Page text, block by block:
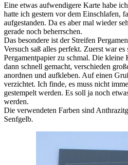
Eine etwas aufwendigere Karte habe
hatte ich gestern vor dem Einschlafen,
aufgestanden. Da es aber mal wieder
gerade noch beherrschen.
Das besondere ist der Streifen
Versuch saß alles perfekt. Zuerst war es
Pergamentpapier zu schmal. Die
dann schnell gemacht, verschieden
anordnen und aufkleben. Auf einen
verzichtet. Ich finde, es muss nicht
gestempelt werden. Es soll ja noch
werden.
Die verwendeten Farben sind
Senfgelb.